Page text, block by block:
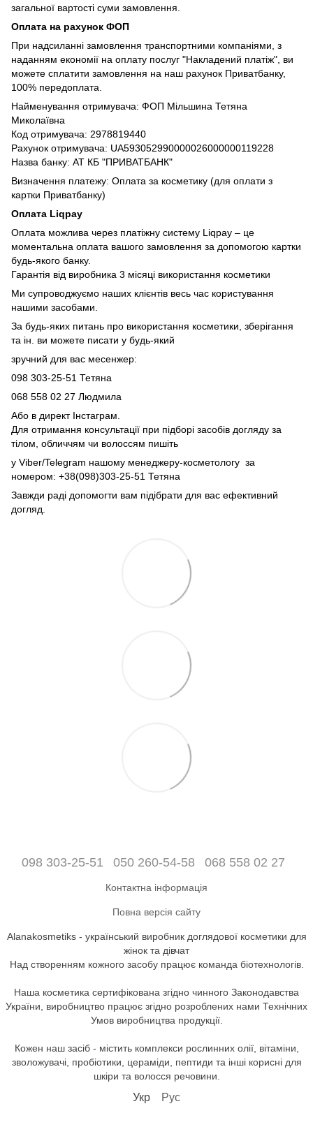
загальної вартості суми замовлення.
Оплата на рахунок ФОП
При надсиланні замовлення транспортними компаніями, з
наданням економії на оплату послуг "Накладений платіж", ви
можете сплатити замовлення на наш рахунок Приватбанку,
100% передоплата.
Найменування отримувача: ФОП Мільшина Тетяна
Миколаївна
Код отримувача: 2978819440
Рахунок отримувача: UA593052990000026000000119228
Назва банку: АТ КБ "ПРИВАТБАНК"
Визначення платежу: Оплата за косметику (для оплати з
картки Приватбанку)
Оплата Liqpay
Оплата можлива через платіжну систему Liqpay – це
моментальна оплата вашого замовлення за допомогою картки
будь-якого банку.
Гарантія від виробника 3 місяці використання косметики
Ми супроводжуємо наших клієнтів весь час користування
нашими засобами.
За будь-яких питань про використання косметики, зберігання
та ін. ви можете писати у будь-який
зручний для вас месенжер:
098 303-25-51 Тетяна
068 558 02 27 Людмила
Або в директ Інстаграм.
Для отримання консультації при підборі засобів догляду за
тілом, обличчям чи волоссям пишіть
у Viber/Telegram нашому менеджеру-косметологу за
номером: +38(098)303-25-51 Тетяна
Завжди раді допомогти вам підібрати для вас ефективний
догляд.
098 303-25-51 050 260-54-58 068 558 02 27
Контактна інформація
Повна версія сайту
Alanakosmetiks - український виробник доглядової косметики для
жінок та дівчат
Над створенням кожного засобу працює команда біотехнологів.
Наша косметика сертифікована згідно чинного Законодавства
України, виробництво працює згідно розроблених нами Технічних
Умов виробництва продукції.
Кожен наш засіб - містить комплекси рослинних олії, вітаміни,
зволожувачі, пробіотики, цераміди, пептиди та інші корисні для
шкіри та волосся речовини.
Укр Рус